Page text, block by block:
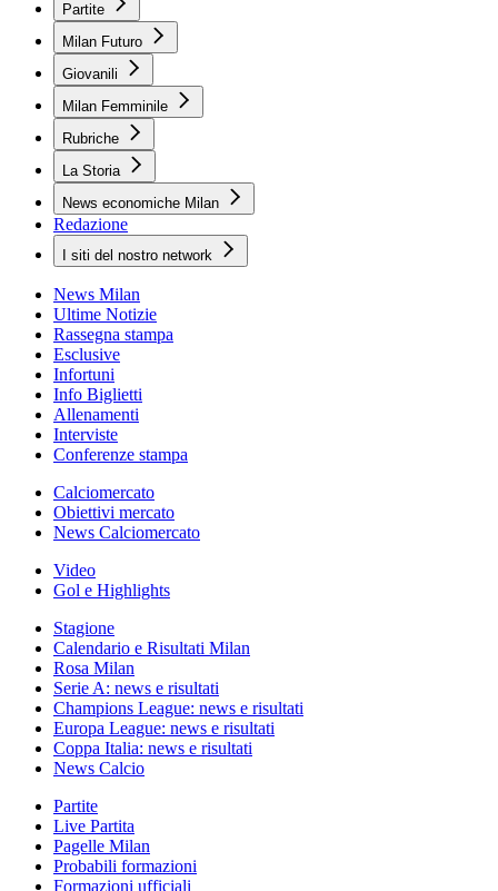
Partite
Milan Futuro
Giovanili
Milan Femminile
Rubriche
La Storia
News economiche Milan
Redazione
I siti del nostro network
News Milan
Ultime Notizie
Rassegna stampa
Esclusive
Infortuni
Info Biglietti
Allenamenti
Interviste
Conferenze stampa
Calciomercato
Obiettivi mercato
News Calciomercato
Video
Gol e Highlights
Stagione
Calendario e Risultati Milan
Rosa Milan
Serie A: news e risultati
Champions League: news e risultati
Europa League: news e risultati
Coppa Italia: news e risultati
News Calcio
Partite
Live Partita
Pagelle Milan
Probabili formazioni
Formazioni ufficiali